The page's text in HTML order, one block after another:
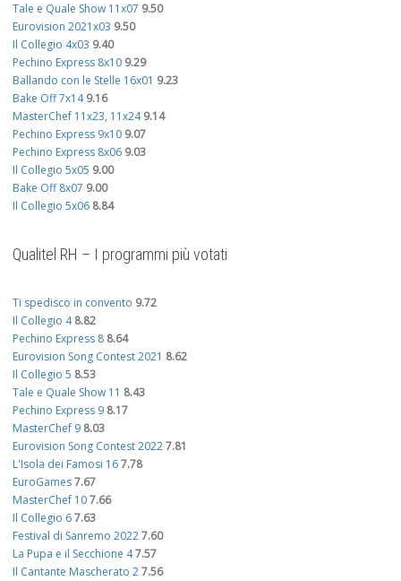
Tale e Quale Show 11x07 9.50
Eurovision 2021x03 9.50
Il Collegio 4x03 9.40
Pechino Express 8x10 9.29
Ballando con le Stelle 16x01 9.23
Bake Off 7x14 9.16
MasterChef 11x23, 11x24 9.14
Pechino Express 9x10 9.07
Pechino Express 8x06 9.03
Il Collegio 5x05 9.00
Bake Off 8x07 9.00
Il Collegio 5x06 8.84
Qualitel RH – I programmi più votati
Ti spedisco in convento 9.72
Il Collegio 4 8.82
Pechino Express 8 8.64
Eurovision Song Contest 2021 8.62
Il Collegio 5 8.53
Tale e Quale Show 11 8.43
Pechino Express 9 8.17
MasterChef 9 8.03
Eurovision Song Contest 20227.81
L'Isola dei Famosi 167.78
EuroGames7.67
MasterChef 107.66
Il Collegio 67.63
Festival di Sanremo 20227.60
La Pupa e il Secchione 47.57
Il Cantante Mascherato 27.56